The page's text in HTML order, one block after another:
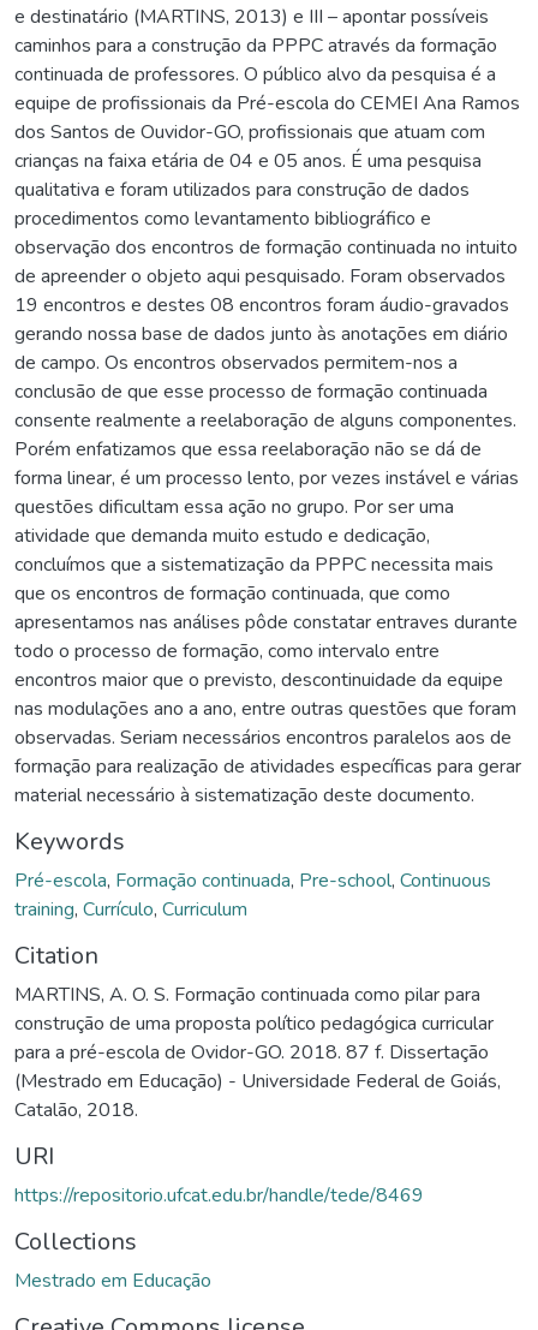
e destinatário (MARTINS, 2013) e III – apontar possíveis
caminhos para a construção da PPPC através da formação
continuada de professores. O público alvo da pesquisa é a
equipe de profissionais da Pré-escola do CEMEI Ana Ramos
dos Santos de Ouvidor-GO, profissionais que atuam com
crianças na faixa etária de 04 e 05 anos. É uma pesquisa
qualitativa e foram utilizados para construção de dados
procedimentos como levantamento bibliográfico e
observação dos encontros de formação continuada no intuito
de apreender o objeto aqui pesquisado. Foram observados
19 encontros e destes 08 encontros foram áudio-gravados
gerando nossa base de dados junto às anotações em diário
de campo. Os encontros observados permitem-nos a
conclusão de que esse processo de formação continuada
consente realmente a reelaboração de alguns componentes.
Porém enfatizamos que essa reelaboração não se dá de
forma linear, é um processo lento, por vezes instável e várias
questões dificultam essa ação no grupo. Por ser uma
atividade que demanda muito estudo e dedicação,
concluímos que a sistematização da PPPC necessita mais
que os encontros de formação continuada, que como
apresentamos nas análises pôde constatar entraves durante
todo o processo de formação, como intervalo entre
encontros maior que o previsto, descontinuidade da equipe
nas modulações ano a ano, entre outras questões que foram
observadas. Seriam necessários encontros paralelos aos de
formação para realização de atividades específicas para gerar
material necessário à sistematização deste documento.
Keywords
Pré-escola, Formação continuada, Pre-school, Continuous
training, Currículo, Curriculum
Citation
MARTINS, A. O. S. Formação continuada como pilar para
construção de uma proposta político pedagógica curricular
para a pré-escola de Ovidor-GO. 2018. 87 f. Dissertação
(Mestrado em Educação) - Universidade Federal de Goiás,
Catalão, 2018.
URI
https://repositorio.ufcat.edu.br/handle/tede/8469
Collections
Mestrado em Educação